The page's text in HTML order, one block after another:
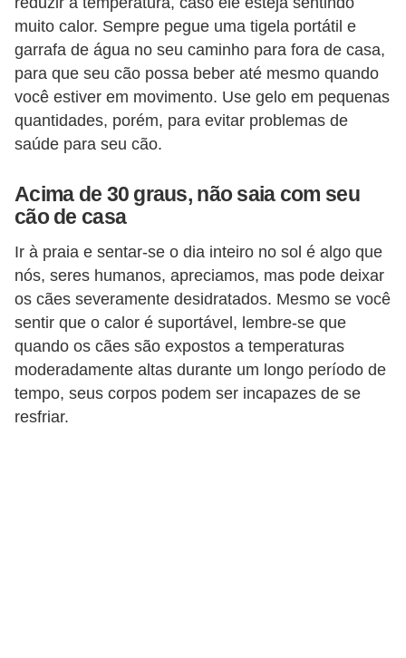
muito calor. Sempre pegue uma tigela portátil e
garrafa de água no seu caminho para fora de casa,
para que seu cão possa beber até mesmo quando
você estiver em movimento. Use gelo em pequenas
quantidades, porém, para evitar problemas de
saúde para seu cão.
Acima de 30 graus, não saia com seu
cão de casa
Ir à praia e sentar-se o dia inteiro no sol é algo que
nós, seres humanos, apreciamos, mas pode deixar
os cães severamente desidratados. Mesmo se você
sentir que o calor é suportável, lembre-se que
quando os cães são expostos a temperaturas
moderadamente altas durante um longo período de
tempo, seus corpos podem ser incapazes de se
resfriar.
c
o
s
A
v
s
o
n
a
m
e
n
t